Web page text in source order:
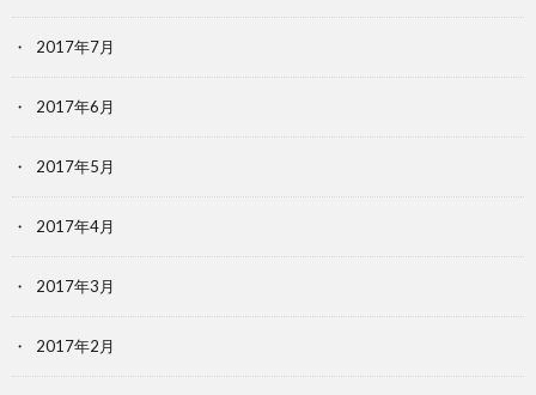
2017年7月
2017年6月
2017年5月
2017年4月
2017年3月
2017年2月